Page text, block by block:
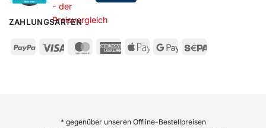
ZAHLUNGSARTEN
* gegenüber unseren Offline-Bestellpreisen